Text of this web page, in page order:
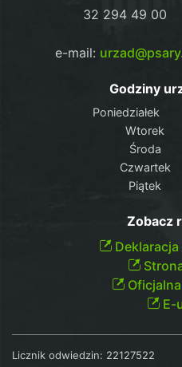
32 294 49 00
e-mail:
Godziny
Poniedziałek
Wtorek
Środa
Czwartek
Piątek
Zobacz
Oficjalna
E-
Licznik odwiedzin: 22127522